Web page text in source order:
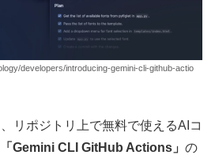
developers/introducing-gemini-cli-github-actio
リポジトリ上で無料で使えるAIコ
「Gemini CLI GitHub Actions」 の